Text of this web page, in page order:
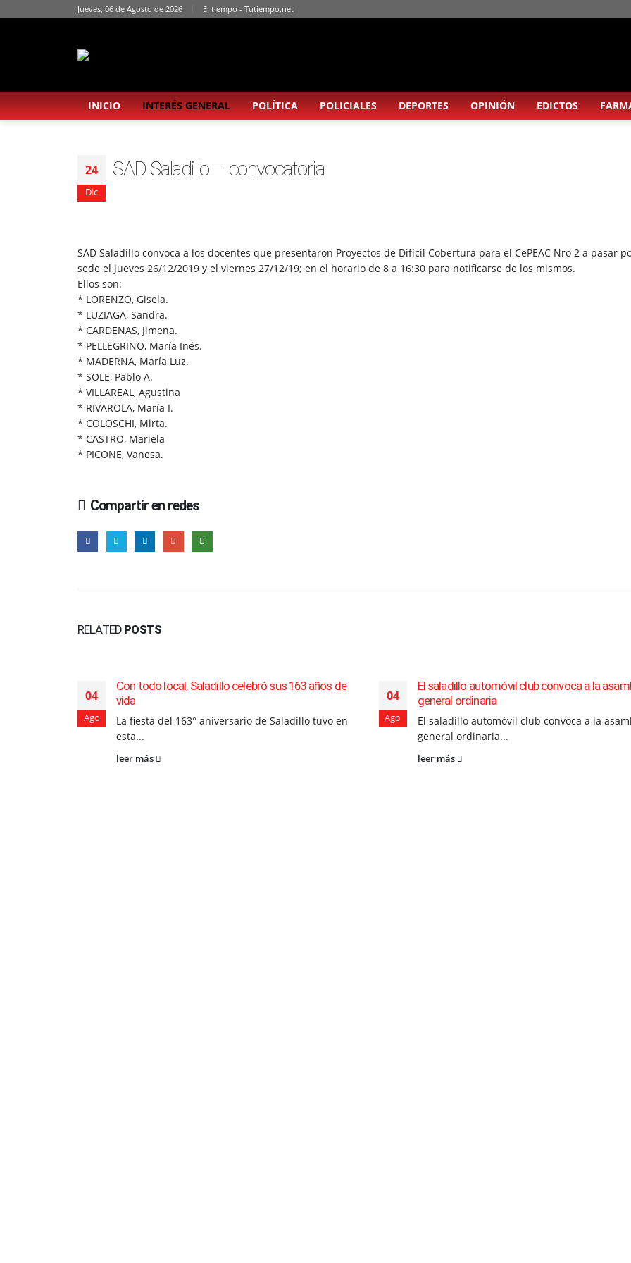
Jueves, 06 de Agosto de 2026 El tiempo - Tutiempo.net
INICIO INTERÉS GENERAL POLÍTICA POLICIALES DEPORTES OPINIÓN EDICTOS
24
Dic
SAD Saladillo – convocatoria
SAD Saladillo convoca a los docentes que presentaron Proyectos de Difícil Cobertura para el CePEAC Nro 2 a pasar
sede el jueves 26/12/2019 y el viernes 27/12/19; en el horario de 8 a 16:30 para notificarse de los mismos.
Ellos son:
* LORENZO, Gisela.
* LUZIAGA, Sandra.
* CARDENAS, Jimena.
* PELLEGRINO, María Inés.
* MADERNA, María Luz.
* SOLE, Pablo A.
* VILLAREAL, Agustina
* RIVAROLA, María I.
* COLOSCHI, Mirta.
* CASTRO, Mariela
* PICONE, Vanesa.
Compartir en redes
RELATED POSTS
04
Ago
Con todo local, Saladillo celebró sus 163 años de
vida
La fiesta del 163° aniversario de Saladillo tuvo en
esta...
leer más
04
Ago
El saladillo automóvil club convoca a la
general ordinaria
El saladillo automóvil club convoca a la
general ordinaria...
leer más